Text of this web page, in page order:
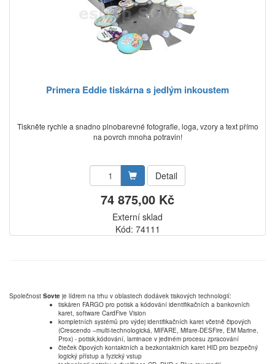
Primera Eddie tiskárna s jedlým inkoustem
Tiskněte rychle a snadno plnobarevné fotografie, loga, vzory a text přímo
na povrch mnoha potravin!
Detail
74 875,00 Kč
Externí sklad
Kód: 74111
Společnost Sovte je lídrem na trhu v oblastech dodávek tiskových technologií:
tiskáren FARGO pro potisk a kódování identifikačních a bankovních
karet, software CardFive Vision
kompletních systémů pro výdej identifikačních karet včetně čipových
(Crescendo –multi-technologická, MIFARE, Mifare-DESFire, EM Marine,
Prox) - potisk,kódování, laminace v jediném procesu zpracování
čteček čipových kontaktních a bezkontaktních karet HID pro bezpečný
logický přístup a fyzický vstup